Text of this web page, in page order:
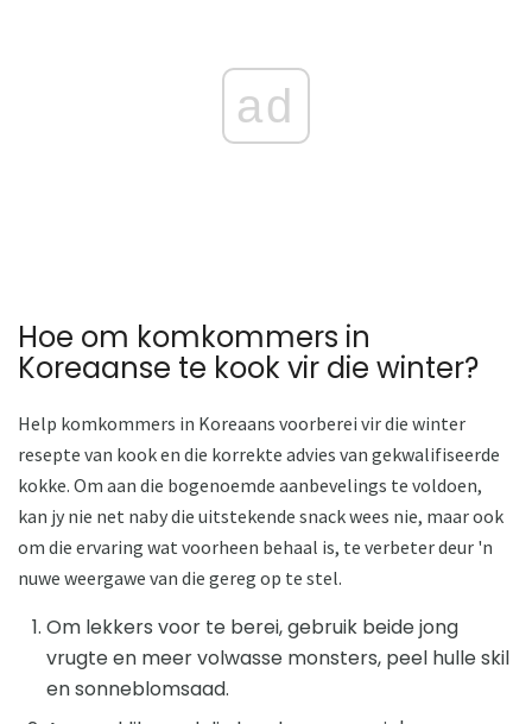
ad
Hoe om komkommers in
Koreaanse te kook vir die winter?
Help komkommers in Koreaans voorberei vir die winter
resepte van kook en die korrekte advies van gekwalifiseerde
kokke. Om aan die bogenoemde aanbevelings te voldoen,
kan jy nie net naby die uitstekende snack wees nie, maar ook
om die ervaring wat voorheen behaal is, te verbeter deur 'n
nuwe weergawe van die gereg op te stel.
Om lekkers voor te berei, gebruik beide jong
vrugte en meer volwasse monsters, peel hulle skil
en sonneblomsaad.